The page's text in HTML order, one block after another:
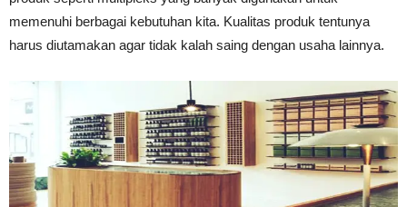
memenuhi berbagai kebutuhan kita. Kualitas produk tentunya
harus diutamakan agar tidak kalah saing dengan usaha lainnya.